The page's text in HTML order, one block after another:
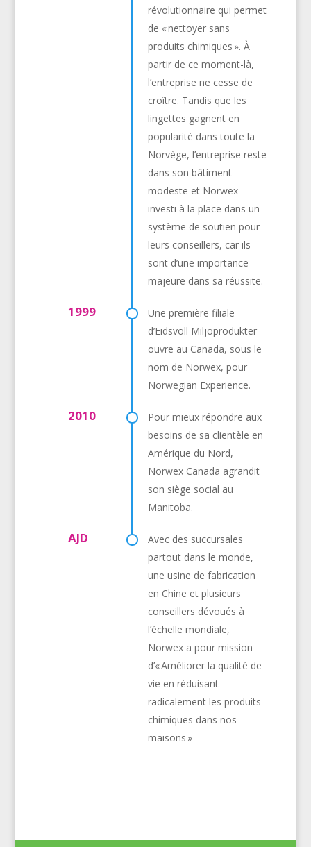
révolutionnaire qui permet
de « nettoyer sans
produits chimiques ». À
partir de ce moment-là,
l’entreprise ne cesse de
croître. Tandis que les
lingettes gagnent en
popularité dans toute la
Norvège, l’entreprise reste
dans son bâtiment
modeste et Norwex
investi à la place dans un
système de soutien pour
leurs conseillers, car ils
sont d’une importance
majeure dans sa réussite.
1999
Une première filiale
d’Eidsvoll Miljoprodukter
ouvre au Canada, sous le
nom de Norwex, pour
Norwegian Experience.
2010
Pour mieux répondre aux
besoins de sa clientèle en
Amérique du Nord,
Norwex Canada agrandit
son siège social au
Manitoba.
AJD
Avec des succursales
partout dans le monde,
une usine de fabrication
en Chine et plusieurs
conseillers dévoués à
l’échelle mondiale,
Norwex a pour mission
d’« Améliorer la qualité de
vie en réduisant
radicalement les produits
chimiques dans nos
maisons »